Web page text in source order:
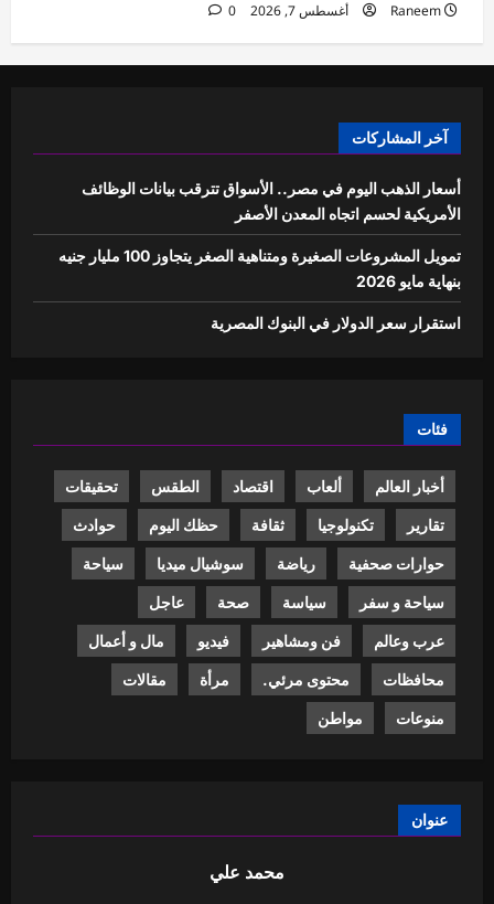
Raneem أغسطس 7, 2026 0
آخر المشاركات
أسعار الذهب اليوم في مصر.. الأسواق تترقب بيانات الوظائف
الأمريكية لحسم اتجاه المعدن الأصفر
تمويل المشروعات الصغيرة ومتناهية الصغر يتجاوز 100 مليار جنيه
بنهاية مايو 2026
استقرار سعر الدولار في البنوك المصرية
فئات
أخبار العالم ألعاب اقتصاد الطقس تحقيقات
تقارير تكنولوجيا ثقافة حظك اليوم حوادث
حوارات صحفية رياضة سوشيال ميديا سياحة
سياحة و سفر سياسة صحة عاجل
عرب وعالم فن ومشاهير فيديو مال و أعمال
محافظات محتوى مرئي. مرأة مقالات
منوعات مواطن
عنوان
محمد علي